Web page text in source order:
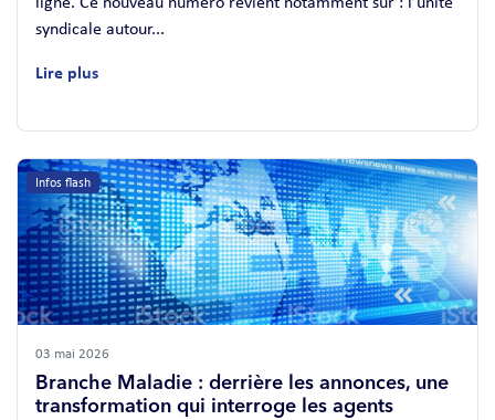
syndicale autour...
Lire plus
Infos flash
03 mai 2026
Branche Maladie : derrière les annonces, une
transformation qui interroge les agents